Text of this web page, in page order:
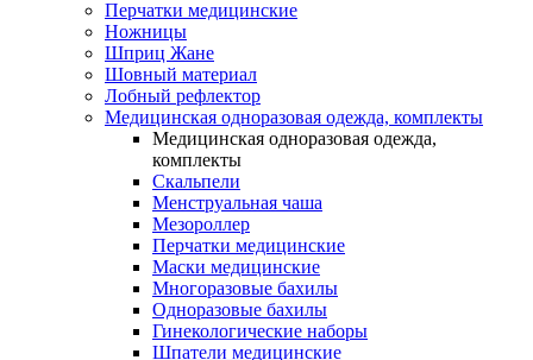
Перчатки медицинские
Ножницы
Шприц Жане
Шовный материал
Лобный рефлектор
Медицинская одноразовая одежда, комплекты
Медицинская одноразовая одежда,
комплекты
Скальпели
Менструальная чаша
Мезороллер
Перчатки медицинские
Маски медицинские
Многоразовые бахилы
Одноразовые бахилы
Гинекологические наборы
Шпатели медицинские